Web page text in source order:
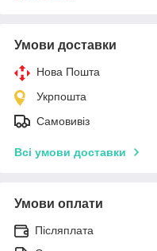
Умови доставки
Нова Пошта
Укрпошта
Самовивіз
Всі умови доставки
Умови оплати
Післяплата